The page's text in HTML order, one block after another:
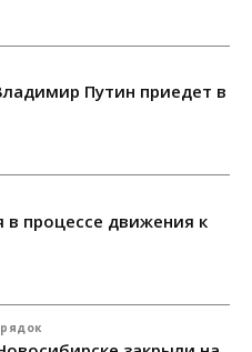
Путин приедет в
в процессе движения к